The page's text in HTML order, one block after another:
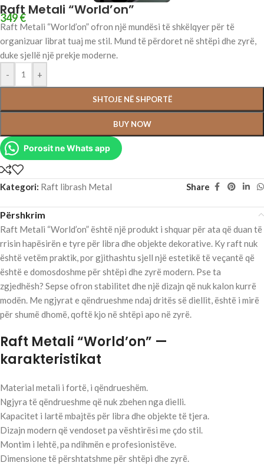
Raft Metali “World’on”
349€
Raft Metali “World’on” ofron një mundësi të shkëlqyer për të
organizuar librat tuaj me stil. Mund të përdoret në shtëpi dhe zyrë,
duke sjellë një prekje moderne.
-
+
SHTOJE NË SHPORTË
BUY NOW
Porosit ne Whats app
Kategori: Raft librash Metal Share
Përshkrim
Raft Metali “World’on” është një produkt i shquar për ata që duan të
rrisin hapësirën e tyre për libra dhe objekte dekorative. Ky raft nuk
është vetëm praktik, por gjithashtu sjell një estetikë të veçantë që
është e domosdoshme për shtëpi dhe zyrë modern. Pse ta
zgjedhësh? Sepse ofron stabilitet dhe një dizajn që nuk kalon kurrë
modën. Me ngjyrat e qëndrueshme ndaj dritës së diellit, është i mirë
për shumë dhomë, qoftë kjo në shtëpi apo në zyrë.
Raft Metali “World’on” —
karakteristikat
Material metali i fortë, i qëndrueshëm.
Ngjyra të qëndrueshme që nuk zbehen nga dielli.
Kapacitet i lartë mbajtës për libra dhe objekte të tjera.
Dizajn modern që vendoset pa vështirësi me çdo stil.
Montim i lehtë, pa ndihmën e profesionistëve.
Dimensione të përshtatshme për shtëpi dhe zyrë.